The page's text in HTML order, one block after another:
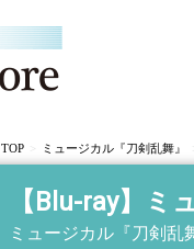
TOP ミュージカル『刀剣乱舞』
【Blu-ray】
ミュージカル『刀剣乱